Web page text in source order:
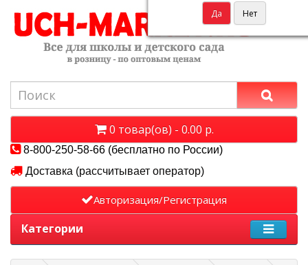
0 товар(ов) - 0.00 р.
8-800-250-58-66 (бесплатно по России)
Доставка (рассчитывает оператор)
Авторизация/Регистрация
Категории